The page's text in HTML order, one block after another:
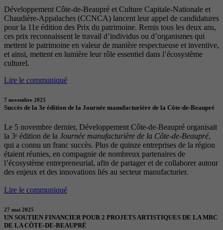
Développement Côte-de-Beaupré et Culture Capitale-Nationale et
Chaudière-Appalaches (CCNCA) lancent leur appel de candidatures
pour la 11e édition des Prix du patrimoine. Remis tous les deux ans,
ces prix reconnaissent le travail d’individus ou d’organismes qui
mettent le patrimoine en valeur de manière respectueuse et inventive,
et ainsi, mettent en lumière leur rôle essentiel dans l’écosystème
culturel.
Lire le communiqué
7 novembre 2025
Succès de la 3e édition de la Journée manufacturière de la Côte-de-Beaupré
Le 5 novembre dernier, Développement Côte-de-Beaupré organisait
la 3ᵉ édition de la Journée manufacturière de la Côte-de-Beaupré,
qui a connu un franc succès. Plus de quinze entreprises de la région
étaient réunies, en compagnie de nombreux partenaires de
l’écosystème entrepreneurial, afin de partager et de collaborer autour
des enjeux et des innovations liés au secteur manufacturier.
Lire le communiqué
27 mai 2025
UN SOUTIEN FINANCIER POUR 2 PROJETS ARTISTIQUES DE LA MRC
DE LA CÔTE-DE-BEAUPRÉ